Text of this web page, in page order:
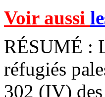
Voir aussi
RÉSUMÉ :
réfugiés
302 (IV)